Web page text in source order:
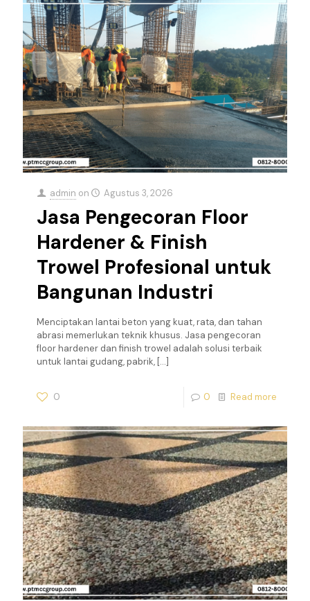
admin on Agustus 3, 2026
Jasa Pengecoran Floor
Hardener & Finish
Trowel Profesional untuk
Bangunan Industri
Menciptakan lantai beton yang kuat, rata, dan tahan
abrasi memerlukan teknik khusus. Jasa pengecoran
floor hardener dan finish trowel adalah solusi terbaik
untuk lantai gudang, pabrik, […]
0 0 Read more